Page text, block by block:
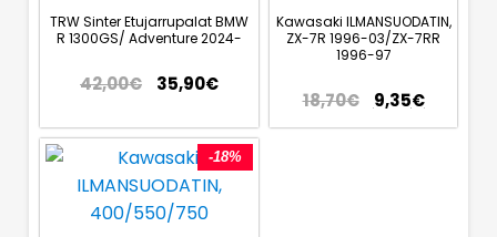
TRW Sinter Etujarrupalat BMW
R 1300GS/ Adventure 2024-
42,00€ 35,90€
Kawasaki ILMANSUODATIN,
ZX-7R 1996-03/ZX-7RR
1996-97
18,70€ 9,35€
-18%